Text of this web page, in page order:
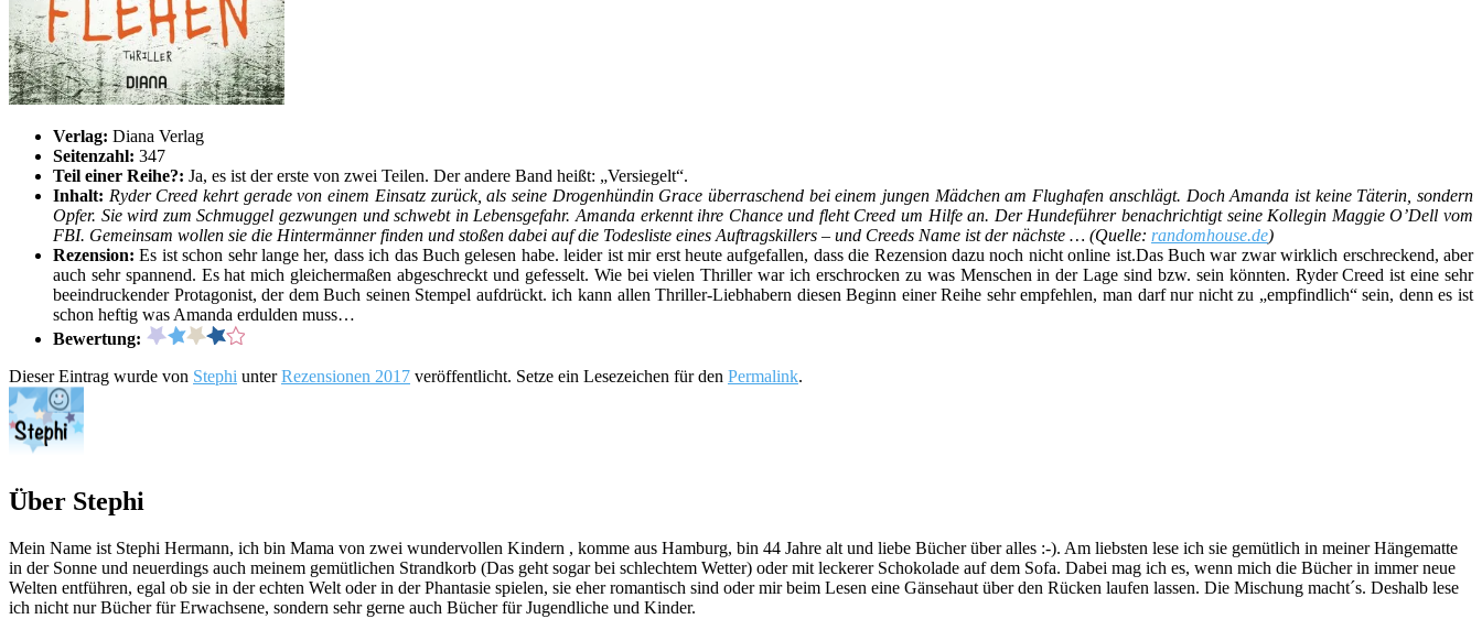
Verlag: Diana Verlag
Seitenzahl: 347
Teil einer Reihe?: Ja, es ist der erste von zwei Teilen. Der andere Band heißt: „Versiegelt“.
Inhalt: Ryder Creed kehrt gerade von einem Einsatz zurück, als seine Drogenhündin Grace überraschend bei einem jungen Mädchen am Flughafen anschlägt. Doch Amanda ist keine Täterin, sondern
Opfer. Sie wird zum Schmuggel gezwungen und schwebt in Lebensgefahr. Amanda erkennt ihre Chance und fleht Creed um Hilfe an. Der Hundeführer benachrichtigt seine Kollegin Maggie O’Dell vom
FBI. Gemeinsam wollen sie die Hintermänner finden und stoßen dabei auf die Todesliste eines Auftragskillers – und Creeds Name ist der nächste … (Quelle: randomhouse.de)
Rezension:Es ist schon sehr lange her, dass ich das Buch gelesen habe. leider ist mir erst heute aufgefallen, dass die Rezension dazu noch nicht online ist.Das Buch war zwar wirklich erschreckend, aber
auch sehr spannend. Es hat mich gleichermaßen abgeschreckt und gefesselt. Wie bei vielen Thriller war ich erschrocken zu was Menschen in der Lage sind bzw. sein könnten. Ryder Creed ist eine sehr
beeindruckender Protagonist, der dem Buch seinen Stempel aufdrückt. ich kann allen Thriller-Liebhabern diesen Beginn einer Reihe sehr empfehlen, man darf nur nicht zu „empfindlich“ sein, denn es ist
schon heftig was Amanda erdulden muss…
Bewertung:
Dieser Eintrag wurde von Stephi unterRezensionen 2017 veröffentlicht. Setze ein Lesezeichen für den Permalink.
Über Stephi
Mein Name ist Stephi Hermann, ich bin Mama von zwei wundervollen Kindern , komme aus Hamburg, bin 44 Jahre alt und liebe Bücher über alles :-). Am liebsten lese ich sie gemütlich in meiner Hängematte
in der Sonne und neuerdings auch meinem gemütlichen Strandkorb (Das geht sogar bei schlechtem Wetter) oder mit leckerer Schokolade auf dem Sofa. Dabei mag ich es, wenn mich die Bücher in immer neue
Welten entführen, egal ob sie in der echten Welt oder in der Phantasie spielen, sie eher romantisch sind oder mir beim Lesen eine Gänsehaut über den Rücken laufen lassen. Die Mischung macht´s. Deshalb lese
ich nicht nur Bücher für Erwachsene, sondern sehr gerne auch Bücher für Jugendliche und Kinder.